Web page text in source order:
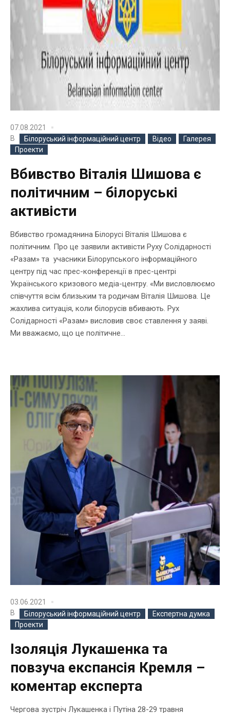
07.08.2021
В
Білоруський інформаційний центр Відео
Галерея
Проекти
Вбивство Віталія Шишова є
політичним – білоруські
активісти
Вбивство громадянина Білорусі Віталія Шишова є
політичним. Про це заявили активісти Руху Солідарності
«Разам» та учасники Білорупського інформаційного
центру під час прес-конференції в прес-центрі
Українського кризового медіа-центру. «Ми висловлюємо
співчуття всім близьким та родичам Віталія Шишова. Це
жахлива ситуація, коли білорусів вбивають. Рух
Солідарності «Разам» висловив своє ставлення у заяві.
Ми вважаємо, що це політичне...
03.06.2021
В
Білоруський інформаційний центр
Експертна думка
Проекти
Ізоляція Лукашенка та
повзуча експансія Кремля –
коментар експерта
Чергова зустріч Лукашенка і Путіна 28-29 травня